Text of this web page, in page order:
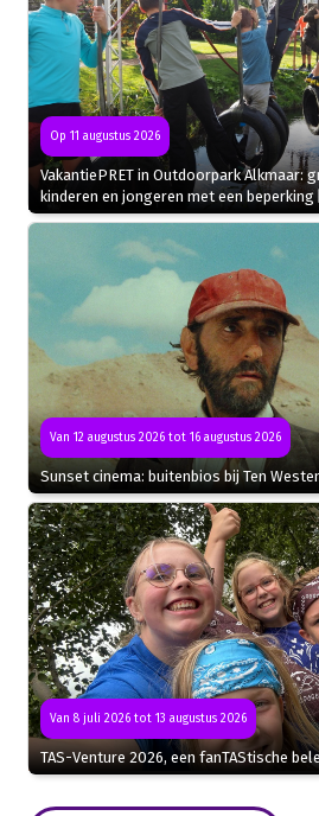
Op 11 augustus 2026
VakantiePRET in Outdoorpark Alkmaar:
kinderen en jongeren met een
Van 12 augustus 2026 tot 16 augustus 2026
Sunset cinema: buitenbios bij Ten
Van 8 juli 2026 tot 13 augustus 2026
TAS-Venture 2026, een fanTAStische